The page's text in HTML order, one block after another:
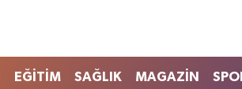
EĞİTİM SAĞLIK MAGAZİN